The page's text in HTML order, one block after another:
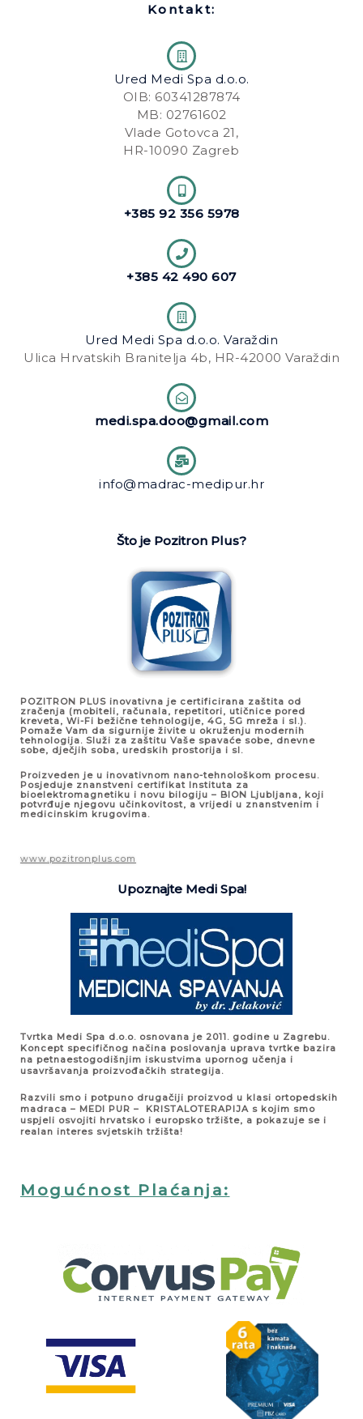
o r
Kontakt:
Ured Medi Spa d.o.o.
OIB: 60341287874
MB: 02761602
Vlade Gotovca 21,
HR-10090 Zagreb
+385 92 356 5978
+385 42 490 607
Ured Medi Spa d.o.o. Varaždin
Ulica Hrvatskih Branitelja 4b, HR-42000 Varaždin
medi.spa.doo@gmail.com
info@madrac-medipur.hr
Što je Pozitron Plus?
POZITRON PLUS inovativna je certificirana zaštita od
zračenja (mobiteli, računala, repetitori, utičnice pored
kreveta, Wi-Fi bežične tehnologije, 4G, 5G mreža i sl.).
Pomaže Vam da sigurnije živite u okruženju modernih
tehnologija. Služi za zaštitu Vaše spavaće sobe, dnevne
sobe, dječjih soba, uredskih prostorija i sl.
Proizveden je u inovativnom nano-tehnološkom procesu.
Posjeduje znanstveni certifikat Instituta za
bioelektromagnetiku i novu bilogiju – BION Ljubljana, koji
potvrđuje njegovu učinkovitost, a vrijedi u znanstvenim i
medicinskim krugovima.
www.pozitronplus.com
Upoznajte Medi Spa!
Tvrtka Medi Spa d.o.o. osnovana je 2011. godine u Zagrebu.
Koncept specifičnog načina poslovanja uprava tvrtke bazira
na petnaestogodišnjim iskustvima upornog učenja i
usavršavanja proizvođačkih strategija.
Razvili smo i potpuno drugačiji proizvod u klasi ortopedskih
madraca – MEDI PUR – KRISTALOTERAPIJA s kojim smo
uspjeli osvojiti hrvatsko i europsko tržište, a pokazuje se i
realan interes svjetskih tržišta!
Mogućnost Plaćanja: